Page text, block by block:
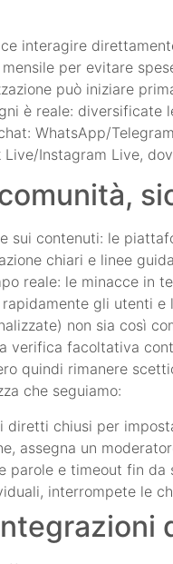
interagire
per evitare
può iniziare
è reale: diversificate
WhatsApp/
Live/Instagram Live,
sui contenuti: le
chiari e linee
reale: le minacce in
gli utenti
non sia così
verifica facoltativa
quindi rimanere
che seguiamo:
diretti chiusi per
assegna un
parole e timeout fin da
interrompete le